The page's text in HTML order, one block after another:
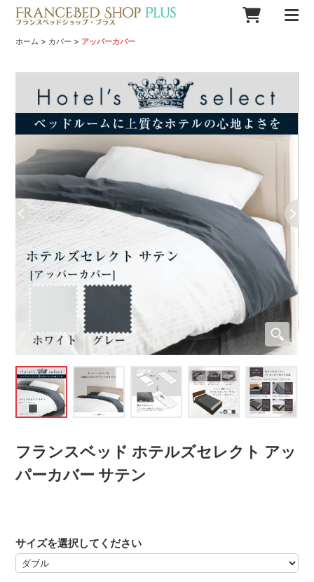
ホーム > カバー > アッパーカバー
フランスベッド ホテルズセレクト アッ
パーカバー サテン
サイズを選択してください